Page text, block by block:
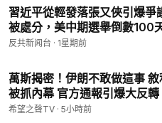
🚗捐車網址 ►https://
578-0088
🍀自動翻牆APP ►
https://x.co/
訂閱電子報👉https://
D%94-email
習近平從輕發落張又俠引爆
被處分，美中期選舉倒數100
聞再衝擊中國AI!胡錦濤 | 溫家
反共新闻台 · 1星期前
萬斯揭密！伊朗不敢做這事
被抓內幕 官方通報引爆大反轉
希望之聲TV · 5小時前